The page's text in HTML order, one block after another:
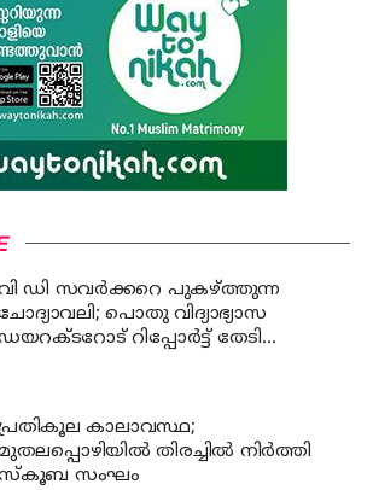
ഡി സവര്‍ക്കറെ പുകഴ്ത്തുന്ന
പൊതു വിദ്യാഭ്യാസ
റിപ്പോര്‍ട്ട് തേടി
കാലാവസ്ഥ;
തിരച്ചില്‍ നിര്‍ത്തി
സംഘം